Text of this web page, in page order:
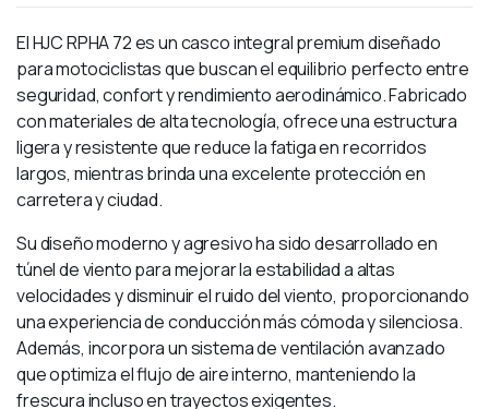
El HJC RPHA 72 es un casco integral premium diseñado
para motociclistas que buscan el equilibrio perfecto entre
seguridad, confort y rendimiento aerodinámico. Fabricado
con materiales de alta tecnología, ofrece una estructura
ligera y resistente que reduce la fatiga en recorridos
largos, mientras brinda una excelente protección en
carretera y ciudad.
Su diseño moderno y agresivo ha sido desarrollado en
túnel de viento para mejorar la estabilidad a altas
velocidades y disminuir el ruido del viento, proporcionando
una experiencia de conducción más cómoda y silenciosa.
Además, incorpora un sistema de ventilación avanzado
que optimiza el flujo de aire interno, manteniendo la
frescura incluso en trayectos exigentes.